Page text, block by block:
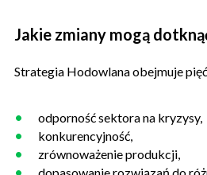
Jakie zmiany mogą
Strategia Hodowlana obejmuje
odporność sektora na kryzysy,
konkurencyjność,
zrównoważenie produkcji,